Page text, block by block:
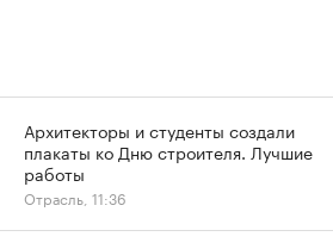
Архитекторы и студенты создали
плакаты ко Дню строителя. Лучшие
работы
Отрасль, 11:36